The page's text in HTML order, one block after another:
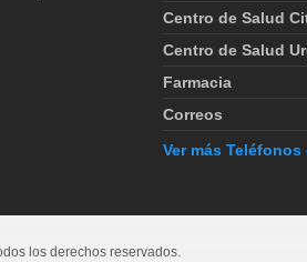
Centro de Salud
Centro de Salud
Farmacia
Correos
Ver más Teléfonos
los derechos reservados.